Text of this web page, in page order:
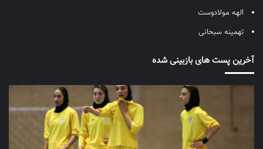
الهه مولادوست
تهمینه سبحانی
آخرین پست های بازبینی شده